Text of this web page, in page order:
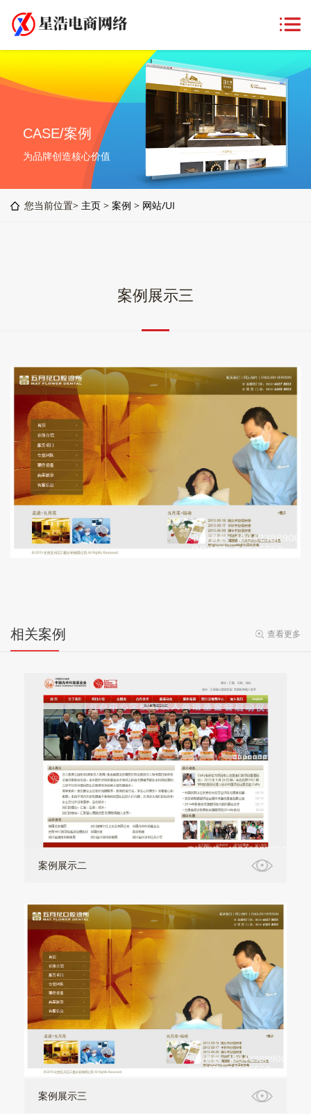
CASE/案例
为品牌创造核心价值
您当前位置> 主页 > 案例 > 网站/UI
案例展示三
相关案例 查看更多
案例展示二
案例展示三